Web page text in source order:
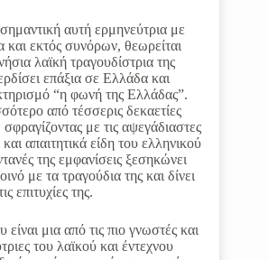
αυτή ερμηνεύτρια με
και εκτός συνόρων, θεωρείται
λαϊκή τραγουδίστρια της
επάξια σε Ελλάδα και
“η φωνή της Ελλάδας”.
από τέσσερις δεκαετίες
με τις αψεγάδιαστες
απαιτητικά είδη του ελληνικού
της εμφανίσεις ξεσηκώνει
με τα τραγούδια της και δίνει
επιτυχίες της.
μια από τις πιο γνωστές και
του λαϊκού και έντεχνου